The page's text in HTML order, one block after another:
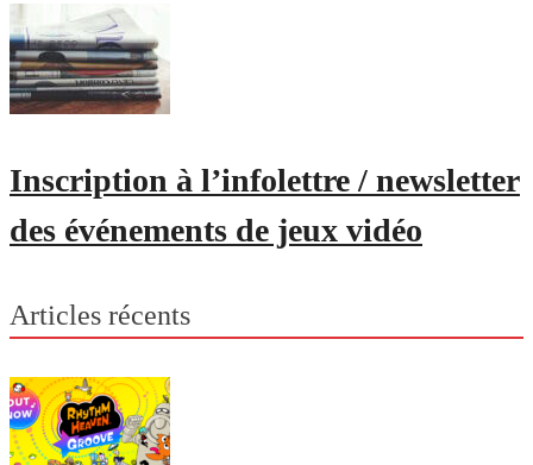
Inscription à l’infolettre / newsletter
des événements de jeux vidéo
Articles récents